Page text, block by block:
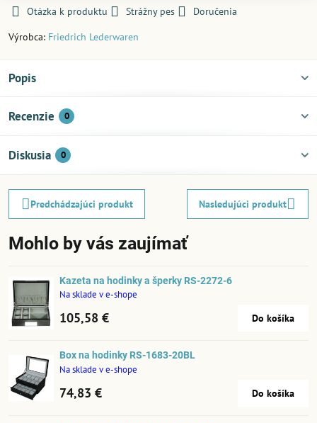
Otázka k produktu Strážny pes
Doručenia
Výrobca: Friedrich Lederwaren
Popis
Recenzie 0
Diskusia 0
Predchádzajúci produkt Nasledujúci produkt
Mohlo by vás zaujímať
Kazeta na hodinky a šperky RS-2272-6
Na sklade v e-shope
105,58 € Do košíka
Box na hodinky RS-1683-20BL
Na sklade v e-shope
74,83 € Do košíka